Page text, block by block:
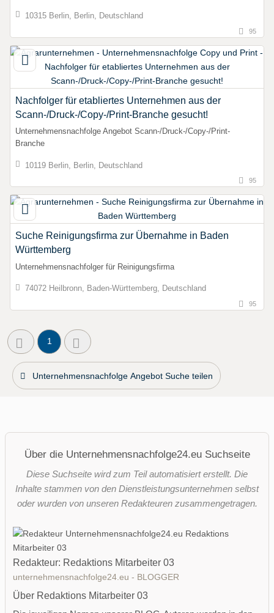
10315 Berlin, Berlin, Deutschland
95
Nachfolger für etabliertes Unternehmen aus der
Scann-/Druck-/Copy-/Print-Branche gesucht!
Unternehmensnachfolge Angebot Scann-/Druck-/Copy-/Print-
Branche
10119 Berlin, Berlin, Deutschland
95
Suche Reinigungsfirma zur Übernahme in Baden
Württemberg
Unternehmensnachfolger für Reinigungsfirma
74072 Heilbronn, Baden-Württemberg, Deutschland
95
1
Unternehmensnachfolge Angebot Suche teilen
Über die Unternehmensnachfolge24.eu Suchseite
Diese Suchseite wird zum Teil automatisiert erstellt. Die
Inhalte stammen von den Dienstleistungsunternehmen selbst
oder wurden von unseren Redakteuren zusammengetragen.
Redakteur: Redaktions Mitarbeiter 03
unternehmensnachfolge24.eu - BLOGGER
Über Redaktions Mitarbeiter 03